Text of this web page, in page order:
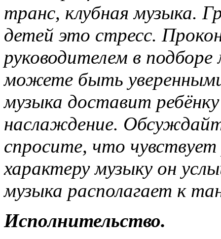
транс, клубная музыка.
детей это стресс.
руководителем в подборе
можете быть
музыка доставит
наслаждение.
спросите, что чувствует
характеру музыку он
музыка располагает к
Исполнительство.